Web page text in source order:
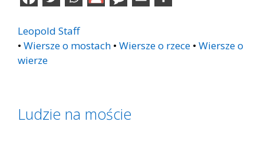
Leopold Staff
• Wiersze o mostach • Wiersze o rzece • Wiersze o
wierze
Ludzie na moście